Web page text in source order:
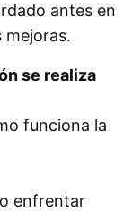
antes en
mejoras.
se realiza
funciona la
enfrentar